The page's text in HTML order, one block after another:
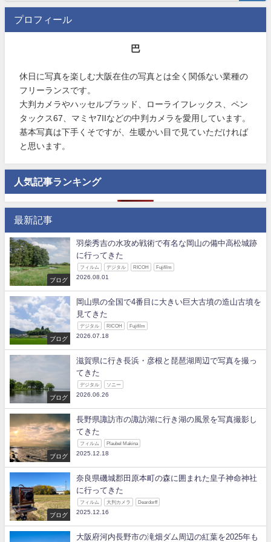
プロフィール
巴
休日に写真を楽しむ大阪在住の写真とは全く関係ない業種の
フリーランスです。
大判カメラやハッセルブラッド、ローライフレックス、ペン
タックス67、マミヤ7IIなどの中判カメラを愛用しています。
基本写真は下手くそですが、生暖かい目で見ていただければ
と思います。
人気記事ランキング
最新記事
ブログ
羽柴秀吉の水攻め戦術で有名な岡山の備中高松城跡
に行ってきた
フィルム デジタル RICOH Fujifilm
2026.08.01
ブログ
岡山県の全国で4番目に大きい巨大古墳の造山古墳を
見てきた
デジタル RICOH Fujifilm
2026.07.18
ブログ
滋賀県に行き長浜・彦根と琵琶湖周辺で写真を撮っ
てきた
デジタル ソニー
2026.06.26
ブログ
長野県諏訪市の諏訪湖に行き湖の風景を写真撮影し
てきた
フィルム Plaubel Makina
2025.12.18
ブログ
奈良県磯城郡田原本町の森に囲まれた皇子神命神社
に行ってきた
フィルム 大判カメラ Deardorff
2025.12.16
大阪府河内長野市の滝畑ダム周辺の紅葉を2025年も